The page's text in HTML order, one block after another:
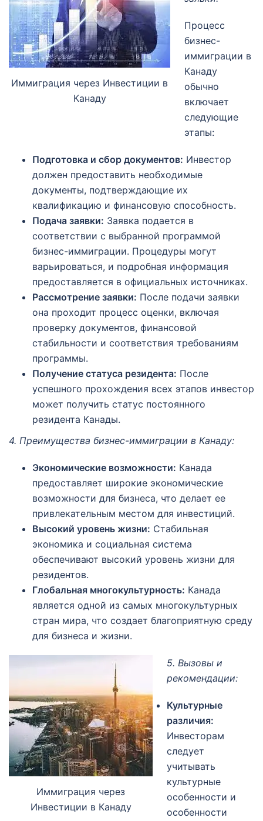
Иммиграция через Инвестиции в
Канаду
Процесс
бизнес-
иммиграции в
Канаду
обычно
включает
следующие
этапы:
Подготовка и сбор документов: Инвестор
должен предоставить необходимые
документы, подтверждающие их
квалификацию и финансовую способность.
Подача заявки: Заявка подается в
соответствии с выбранной программой
бизнес-иммиграции. Процедуры могут
варьироваться, и подробная информация
предоставляется в официальных источниках.
Рассмотрение заявки: После подачи заявки
она проходит процесс оценки, включая
проверку документов, финансовой
стабильности и соответствия требованиям
программы.
Получение статуса резидента: После
успешного прохождения всех этапов инвестор
может получить статус постоянного
резидента Канады.
4. Преимущества бизнес-иммиграции в Канаду:
Экономические возможности: Канада
предоставляет широкие экономические
возможности для бизнеса, что делает ее
привлекательным местом для инвестиций.
Высокий уровень жизни: Стабильная
экономика и социальная система
обеспечивают высокий уровень жизни для
резидентов.
Глобальная многокультурность: Канада
является одной из самых многокультурных
стран мира, что создает благоприятную среду
для бизнеса и жизни.
Иммиграция через
Инвестиции в Канаду
5. Вызовы и
рекомендации:
Культурные
различия:
Инвесторам
следует
учитывать
культурные
особенности и
особенности